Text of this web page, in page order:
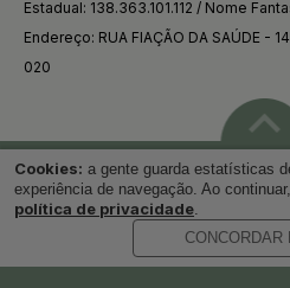
Estadual: 138.363.101.112 / Nome
Endereço: RUA FIAÇÃO DA SAÚDE -
020
Voltar
Desenvolvido por
Cookies: a gente guarda estatísticas
experiência de navegação. Ao
política de privacidade.
CONCORDAR